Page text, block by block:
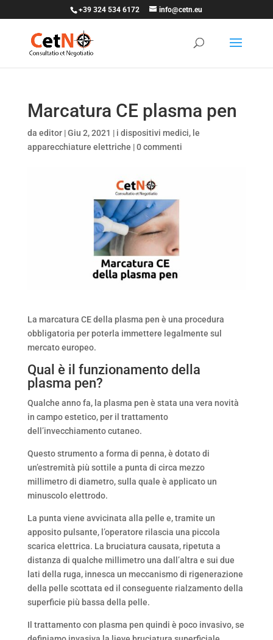
+39 324 534 6172 info@cetn.eu
Marcatura CE plasma pen
da editor|Giu 2, 2021 | i dispositivi medici, le
apparecchiature elettriche |0 commenti
La marcatura CE della plasma pen è una procedura
obbligatoria per poterla immettere legalmente sul
mercato europeo.
Qual è il funzionamento della
plasma pen?
Qualche anno fa, la plasma pen è stata una vera novità
in campo estetico, per il trattamento
dell’invecchiamento cutaneo.
Questo strumento a forma di penna, è dotato di
un’estremità più sottile a punta di circa mezzo
millimetro di diametro, sulla quale è applicato un
minuscolo elettrodo.
La punta viene avvicinata alla pelle e, tramite un
apposito pulsante, l’operatore rilascia una piccola
scarica elettrica. La bruciatura causata, ripetuta a
distanza di qualche millimetro una dall’altra e sui due
lati della ruga, innesca un meccanismo di rigenerazione
della pelle scottata ed il conseguente rialzamento della
superficie più bassa della pelle.
Il trattamento con plasma pen quindi è poco invasivo, se